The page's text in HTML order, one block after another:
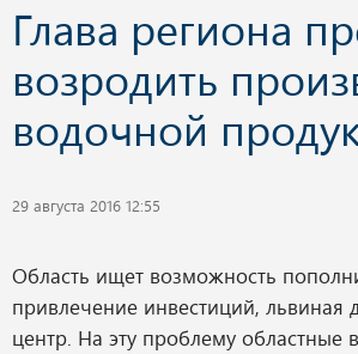
Глава региона
возродить
водочной
29 августа 2016 12:55
Область ищет возможность
привлечение инвестиций, львиная
центр. На эту проблему областные